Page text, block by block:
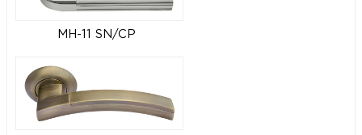
MH-11 SN/CP